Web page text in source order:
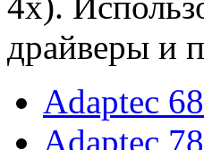
драйверы и
Adaptec
Adaptec